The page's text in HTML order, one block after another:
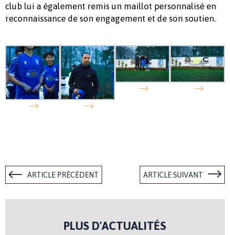
club lui a également remis un maillot personnalisé en
reconnaissance de son engagement et de son soutien.
ARTICLE PRÉCÉDENT ARTICLE SUIVANT
PLUS D'ACTUALITÉS